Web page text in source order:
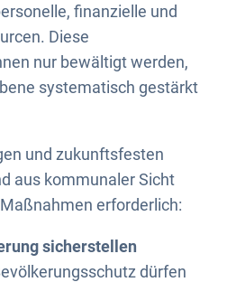
finanzielle und
Diese
nur bewältigt werden,
systematisch gestärkt
und zukunftsfesten
aus kommunaler Sicht
erforderlich:
sicherstellen
dürfen